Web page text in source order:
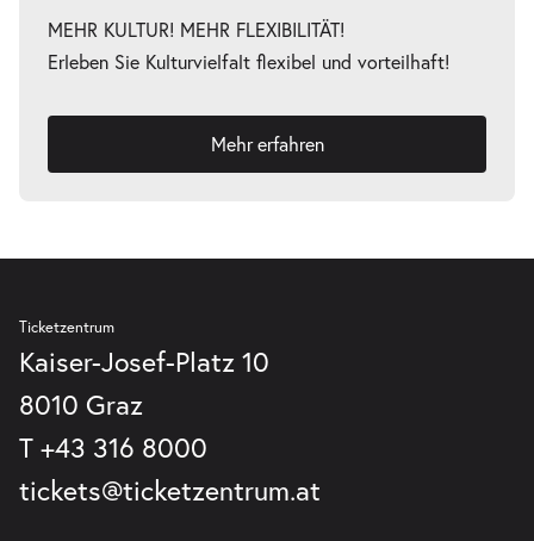
MEHR KULTUR! MEHR FLEXIBILITÄT!
Erleben Sie Kulturvielfalt flexibel und vorteilhaft!
Mehr erfahren
Ticketzentrum
Kaiser-Josef-Platz 10
8010 Graz
T +43 316 8000
tickets@ticketzentrum.at